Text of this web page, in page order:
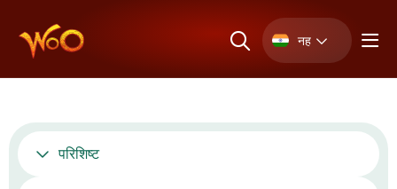
नह
परिशिष्ट